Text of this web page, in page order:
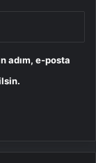
adım, e-posta